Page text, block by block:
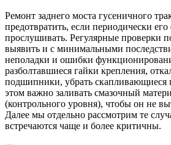
Ремонт заднего моста гусеничного
предотвратить, если периодически его
прослушивать. Регулярные проверки
выявить и с минимальными
неполадки и ошибки
разболтавшиеся гайки крепления,
подшипники, убрать скапливающиеся
этом важно заливать смазочный
(контрольного уровня), чтобы он не
Далее мы отдельно рассмотрим те
встречаются чаще и более критичны.